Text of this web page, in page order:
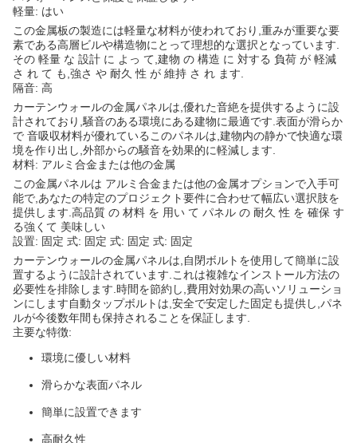
軽量: はい
この金属板の製造には軽量な材料が使われており,重みが重要な要
素である高層ビルや構造物にとって理想的な選択となっています.
その 軽量 な 設計 に よっ て,建物 の 構造 に 対する 負荷 が 軽減
さ れ て も,強さ や 耐久 性 が 維持 さ れ ます.
隔音: 高
カーテンウォールの金属パネルは,優れた音絶を提供するように設
計されており,騒音のある環境にある建物に最適です.表面が滑らか
で 音吸収材料が優れているこのパネルは,建物内の静かで快適な環
境を作り出し,外部からの騒音を効果的に軽減します.
材料: アルミ合金または他の金属
この金属パネルは アルミ合金または他の金属オプションで入手可
能で,あなたの特定のプロジェクト要件に合わせて幅広い選択肢を
提供します.高品質 の 材料 を 用い て パネル の 耐久 性 を 確保 す
る強くて 美味しい
設置: 固定 式: 固定 式: 固定 式: 固定
カーテンウォールの金属パネルは,自閉ボルトを使用して簡単に設
置するように設計されています.これは複雑なインストール方法の
必要性を排除します.時間を節約し,費用対効果の高いソリューショ
ンにします自動タップボルトは,安全で安定した固定も提供し,パネ
ルが今後数年間も保持されることを保証します.
主要な特徴:
環境に優しい材料
滑らかな表面パネル
簡単に設置できます
高耐久性